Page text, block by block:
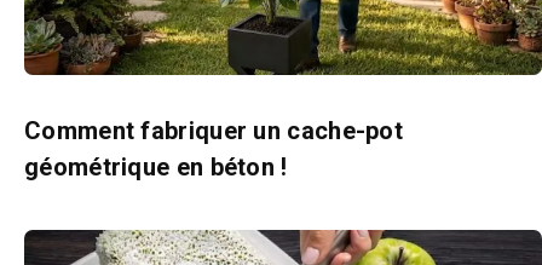
Comment fabriquer un cache-pot
géométrique en béton !